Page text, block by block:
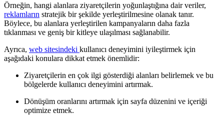
Örneğin, hangi alanlara ziyaretçilerin yoğunlaştığına dair veriler,
reklamların stratejik bir şekilde yerleştirilmesine olanak tanır.
Böylece, bu alanlara yerleştirilen kampanyaların daha fazla
tıklanması ve geniş bir kitleye ulaşılması sağlanabilir.
Ayrıca, web sitesindeki kullanıcı deneyimini iyileştirmek için
aşağıdaki konulara dikkat etmek önemlidir:
Ziyaretçilerin en çok ilgi gösterdiği alanları belirlemek ve bu
bölgelerde kullanıcı deneyimini artırmak.
Dönüşüm oranlarını artırmak için sayfa düzenini ve içeriği
optimize etmek.